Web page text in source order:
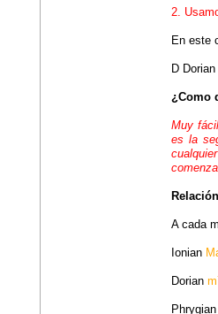
2.
En este
D
¿Como
Muy
es la
A cada
Ionian
Dorian
Phrygian